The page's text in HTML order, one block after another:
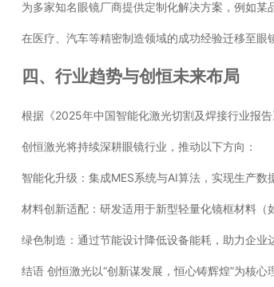
为多家知名眼镜厂商提供定制化解决方案，例如
在医疗、汽车等精密制造领域的成功经验迁移至
四、行业趋势与创恒未来布局
根据《2025年中国智能化激光切割及焊接行业报
创恒激光将持续深耕眼镜行业，推动以下方向：
智能化升级：集成MES系统与AI算法，实现生产数
材料创新适配：研发适用于新型轻量化镜框材料（
绿色制造：通过节能设计降低设备能耗，助力企业
结语 创恒激光以“创新谋发展，恒心铸辉煌”为核